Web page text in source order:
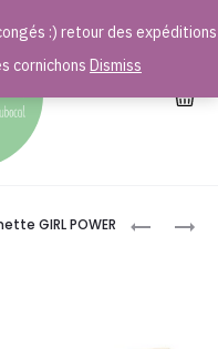
AFFICHE
GIRL POWER
:) retour des expéditions
cornichons Dismiss